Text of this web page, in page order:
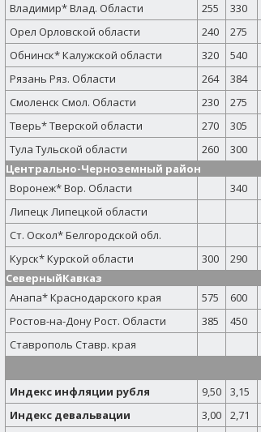
Владимир* Влад. Области
255 330
Орел Орловской области
240 275
Обнинск* Калужской области
320 540
Рязань Ряз. Области
264 384
Смоленск Смол. Области
230 275
Тверь* Тверской области
270 305
Тула Тульской области
260 300
Центрально-Черноземный район
Воронеж* Вор. Области
340
Липецк Липецкой области
Ст. Оскол* Белгородской обл.
Курск* Курской области
300 290
СеверныйКавказ
Анапа* Краснодарского края
575 600
Ростов-на-Дону Рост. Области
385 450
Ставрополь Ставр. края
Индекс инфляции рубля 9,50 3,15
Индекс девальвации
3,00 2,71